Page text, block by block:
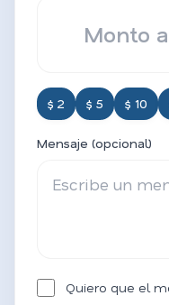
$ 2 $ 5 $ 10
Mensaje (opcional)
Quiero que el